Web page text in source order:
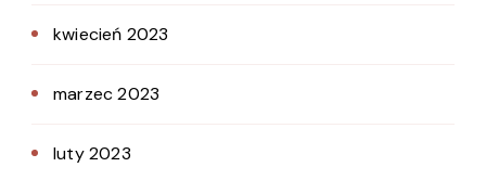
kwiecień 2023
marzec 2023
luty 2023